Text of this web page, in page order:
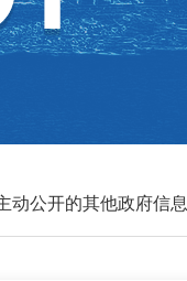
动公开的其他政府信息